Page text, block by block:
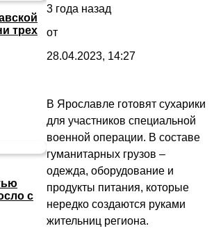
трех
с
3 года назад
от
28.04.2023, 14:27
В Ярославле готовят сухарики
для участников специальной
военной операции. В составе
гуманитарных грузов –
одежда, оборудование и
продукты питания, которые
нередко создаются руками
жительниц региона.